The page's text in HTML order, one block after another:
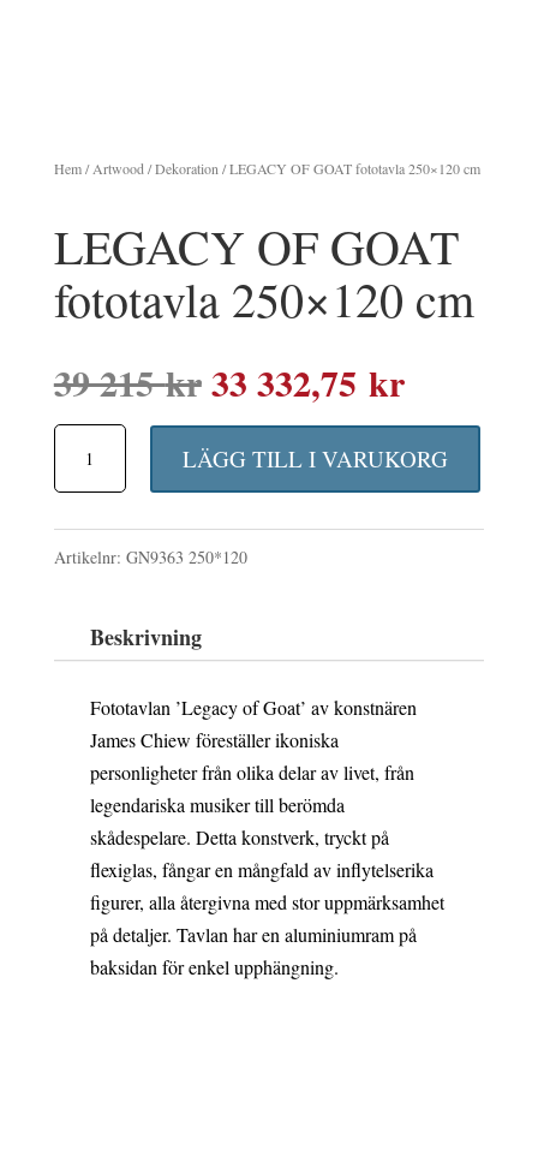
Hem/Artwood/Dekoration/ LEGACY OF GOAT fototavla 250×120 cm
LEGACY OF GOAT
fototavla 250×120 cm
39 215krDet
ursprungliga
priset
var:
39
33 332,75 krDet
priset
är:
33
OF
GOAT
fototavla
LÄGG TILL I VARUKORG
Artikelnr: GN9363 250*120
Beskrivning
Fototavlan ’Legacy of Goat’ av konstnären
James Chiew föreställer ikoniska
personligheter från olika delar av livet, från
legendariska musiker till berömda
skådespelare. Detta konstverk, tryckt på
flexiglas, fångar en mångfald av inflytelserika
figurer, alla återgivna med stor uppmärksamhet
på detaljer. Tavlan har en aluminiumram på
baksidan för enkel upphängning.